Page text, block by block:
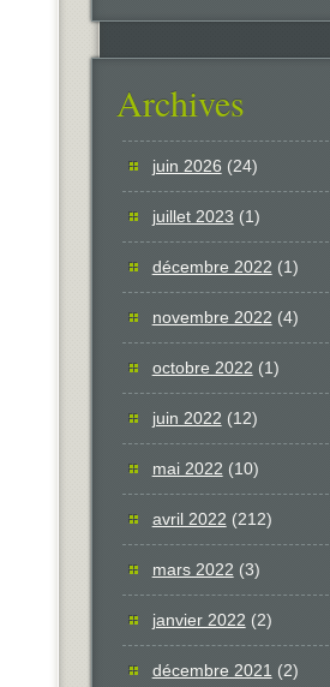
Archives
juin 2026 (24)
juillet 2023 (1)
décembre 2022 (1)
novembre 2022 (4)
octobre 2022 (1)
juin 2022 (12)
mai 2022 (10)
avril 2022 (212)
mars 2022 (3)
janvier 2022 (2)
décembre 2021 (2)